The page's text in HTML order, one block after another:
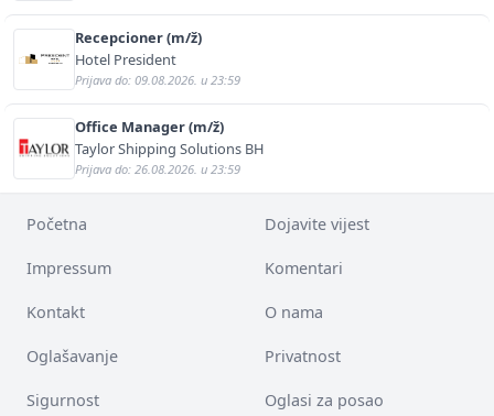
Recepcioner (m/ž)
Hotel President
Prijava do: 09.08.2026. u 23:59
Office Manager (m/ž)
Taylor Shipping Solutions BH
Prijava do: 26.08.2026. u 23:59
Početna Dojavite vijest
Impressum Komentari
Kontakt O nama
Oglašavanje Privatnost
Sigurnost Oglasi za posao